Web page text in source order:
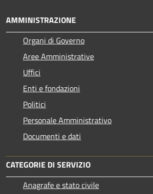
AMMINISTRAZIONE
Organi di Governo
Aree Amministrative
Uffici
Enti e fondazioni
Politici
Personale Amministrativo
Documenti e dati
CATEGORIE DI SERVIZIO
Anagrafe e stato civile